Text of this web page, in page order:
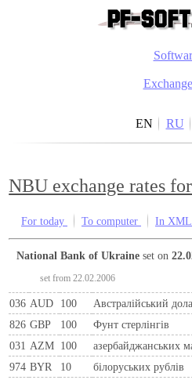
EN RU
NBU exchange rates
For today To computer In
National Bank of Ukraine set on
set from 22.02.2006
036 AUD 100 Австралійський
826 GBP 100 Фунт стерлінгів
031 AZM 100 азербайджанських
974 BYR 10 білоруських рублів